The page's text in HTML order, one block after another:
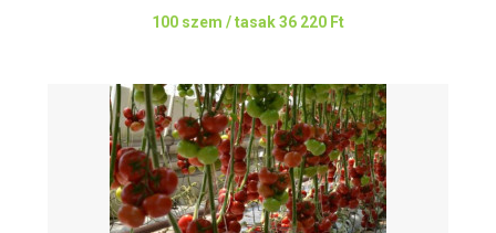
100 szem / tasak36 220 Ft